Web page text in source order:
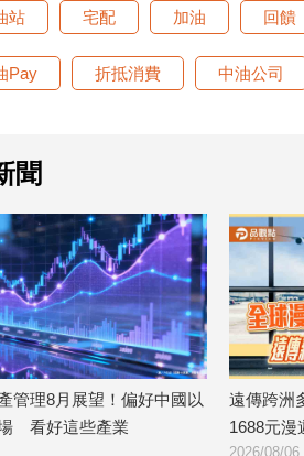
站 宅配 加油 回饋
Pay 折抵消費 中油公司
聞
國以
遠傳跨洲多國20GB定量包全
1688元漫遊逾百國家！